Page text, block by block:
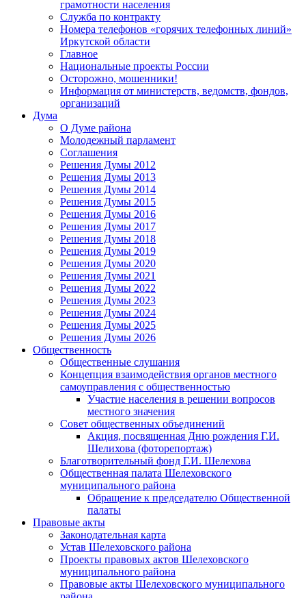
грамотности населения
Служба по контракту
Номера телефонов «горячих телефонных линий»
Иркутской области
Главное
Национальные проекты России
Осторожно, мошенники!
Информация от министерств, ведомств, фондов,
организаций
Дума
О Думе района
Молодежный парламент
Соглашения
Решения Думы 2012
Решения Думы 2013
Решения Думы 2014
Решения Думы 2015
Решения Думы 2016
Решения Думы 2017
Решения Думы 2018
Решения Думы 2019
Решения Думы 2020
Решения Думы 2021
Решения Думы 2022
Решения Думы 2023
Решения Думы 2024
Решения Думы 2025
Решения Думы 2026
Общественность
Общественные слушания
Концепция взаимодействия органов местного
самоуправления с общественностью
Участие населения в решении вопросов
местного значения
Совет общественных объединений
Акция, посвященная Дню рождения Г.И.
Шелихова (фоторепортаж)
Благотворительный фонд Г.И. Шелехова
Общественная палата Шелеховского
муниципального района
Обращение к председателю Общественной
палаты
Правовые акты
Законодательная карта
Устав Шелеховского района
Проекты правовых актов Шелеховского
муниципального района
Правовые акты Шелеховского муниципального